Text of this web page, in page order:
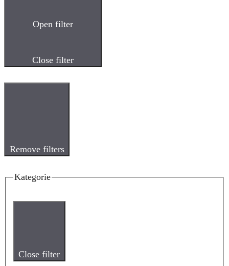
Open filter
Close filter
Remove filters
Kategorie
Close filter